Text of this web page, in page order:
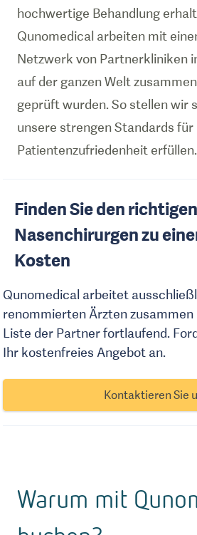
hochwertige Behandlung
Qunomedical arbeiten mit
Netzwerk von Partnerkliniken
auf der ganzen Welt
geprüft wurden. So stellen wir
unsere strengen Standards für
Patientenzufriedenheit erfüllen.
Finden Sie den richtigen
Nasenchirurgen zu
Kosten
Qunomedical arbeitet
renommierten Ärzten
Liste der Partner fortlaufend.
Ihr kostenfreies Angebot an.
Kontaktieren Sie
Warum mit